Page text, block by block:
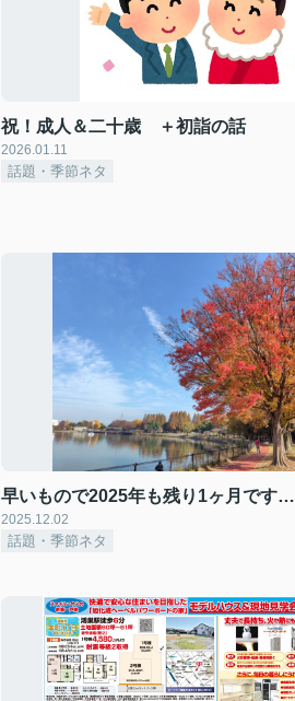
祝！成人＆二十歳 ＋初詣の話
2026.01.11
話題・季節ネタ
早いもので2025年も残り1ヶ月です…
2025.12.02
話題・季節ネタ